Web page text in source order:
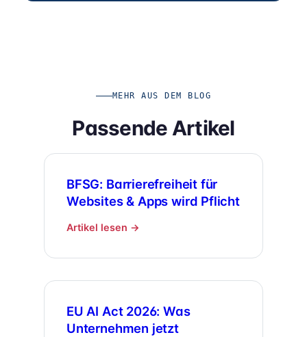
MEHR AUS DEM BLOG
Passende Artikel
BFSG: Barrierefreiheit für
Websites & Apps wird Pflicht
Artikel lesen →
EU AI Act 2026: Was
Unternehmen jetzt